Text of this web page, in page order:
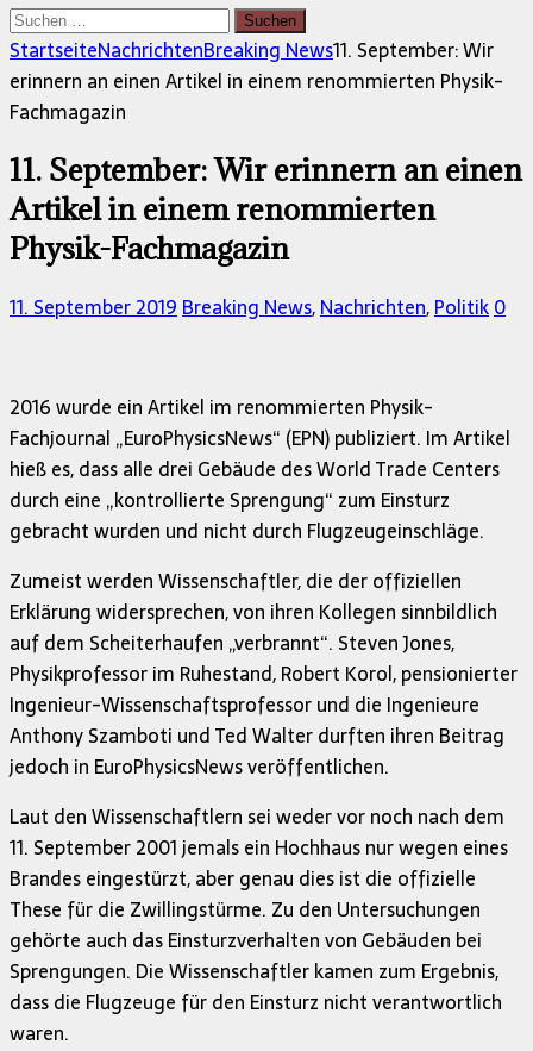
Suchen
nach:
StartseiteNachrichtenBreaking News11. September: Wir
erinnern an einen Artikel in einem renommierten Physik-
Fachmagazin
11. September: Wir erinnern an einen
Artikel in einem renommierten
Physik-Fachmagazin
11. September 2019Breaking News,Nachrichten,Politik0
2016 wurde ein Artikel im renommierten Physik-
Fachjournal „EuroPhysicsNews“ (EPN) publiziert. Im Artikel
hieß es, dass alle drei Gebäude des World Trade Centers
durch eine „kontrollierte Sprengung“ zum Einsturz
gebracht wurden und nicht durch Flugzeugeinschläge.
Zumeist werden Wissenschaftler, die der offiziellen
Erklärung widersprechen, von ihren Kollegen sinnbildlich
auf dem Scheiterhaufen „verbrannt“. Steven Jones,
Physikprofessor im Ruhestand, Robert Korol, pensionierter
Ingenieur-Wissenschaftsprofessor und die Ingenieure
Anthony Szamboti und Ted Walter durften ihren Beitrag
jedoch in EuroPhysicsNews veröffentlichen.
Laut den Wissenschaftlern sei weder vor noch nach dem
11. September 2001 jemals ein Hochhaus nur wegen eines
Brandes eingestürzt, aber genau dies ist die offizielle
These für die Zwillingstürme. Zu den Untersuchungen
gehörte auch das Einsturzverhalten von Gebäuden bei
Sprengungen. Die Wissenschaftler kamen zum Ergebnis,
dass die Flugzeuge für den Einsturz nicht verantwortlich
waren.